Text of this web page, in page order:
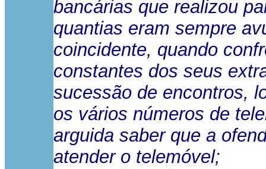
bancárias que realizou
quantias eram sempre
coincidente, quando
constantes dos seus
sucessão de encontros,
os vários números de
arguida saber que a
atender o telemóvel;